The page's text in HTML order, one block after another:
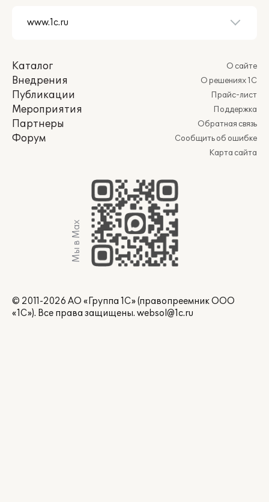
Каталог
Внедрения
Публикации
Мероприятия
Партнеры
Форум
О сайте
О решениях 1С
Прайс-лист
Поддержка
Обратная связь
Сообщить об ошибке
Карта сайта
Мы в Max
© 2011-2026 АО «Группа 1С» (правопреемник ООО
«1С»). Все права защищены. websol@1c.ru